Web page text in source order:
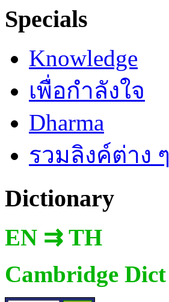
Specials
Knowledge
เพื่อกำลังใจ
Dharma
รวมลิงค์ต่าง ๆ
Dictionary
EN ⇉ TH
Cambridge Dict